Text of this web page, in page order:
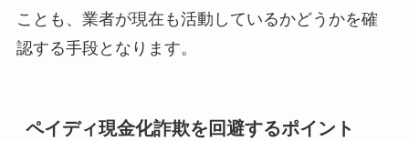
ことも、業者が現在も活動しているかどうかを確
認する手段となります。
ペイディ現金化詐欺を回避するポイント